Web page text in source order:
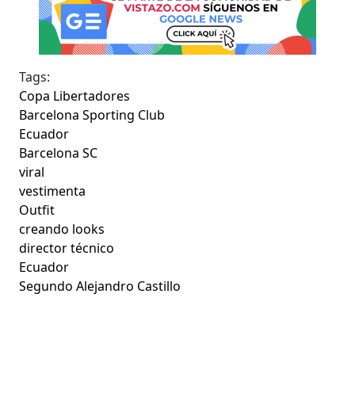
Tags:
Copa Libertadores
Barcelona Sporting Club
Ecuador
Barcelona SC
viral
vestimenta
Outfit
creando looks
director técnico
Ecuador
Segundo Alejandro Castillo